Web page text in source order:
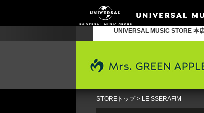
UNIVERSAL MUSIC STORE 本
STOREトップ> LE SSERAFIM